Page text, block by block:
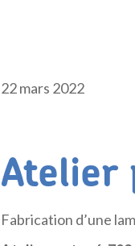
22 mars 2022
Atelier
Fabrication d’une